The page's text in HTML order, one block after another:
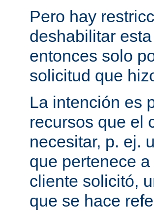
Pero hay
deshabilitar
entonces solo
solicitud que
La intención es
recursos que el
necesitar, p. ej.
que pertenece
cliente solicitó,
que se hace